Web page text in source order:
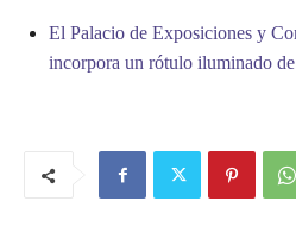
El Palacio de Exposiciones y
incorpora un rótulo iluminado